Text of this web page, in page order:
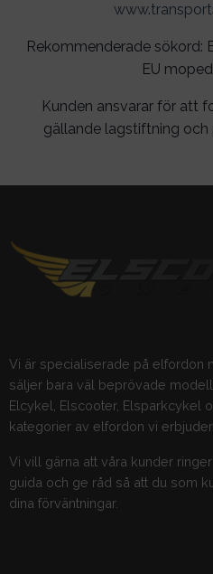
Rekommenderade sökord:
EU
Kunden ansvarar för att
gällande lagstiftning
Vi är specialiserade på elfordon
säljer bara väl beprövade
Elcykel, Elscooter, Elsparkcykel
kategorier av elfordon vi erbjuder.
Vi vill gärna att våra kunder
guida och ge råd så att du som
dina förväntningar.